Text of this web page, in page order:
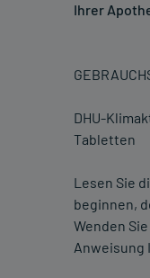
Ihrer
DHU-
Tabletten
Lesen Sie
beginnen,
Wenden
Anweisung